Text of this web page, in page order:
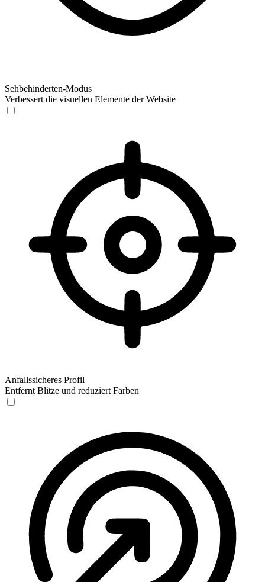
Sehbehinderten-Modus
Verbessert die visuellen Elemente der Website
Anfallssicheres Profil
Entfernt Blitze und reduziert Farben